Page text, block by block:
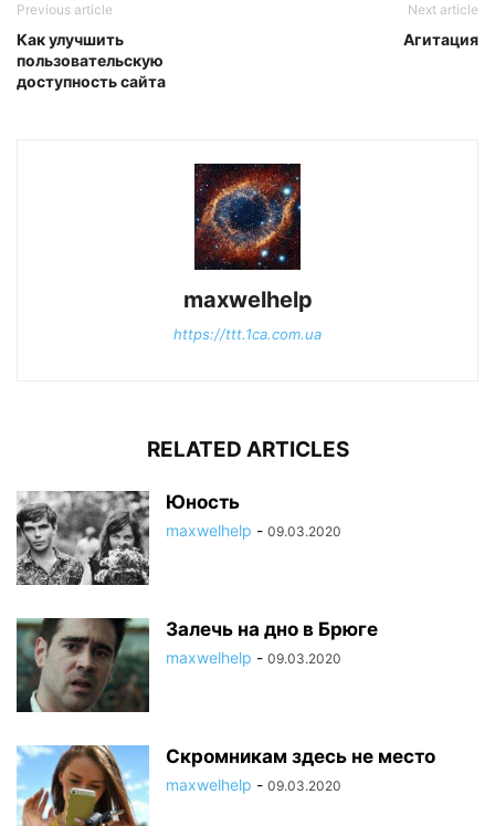
Previous article
Как улучшить
пользовательскую
доступность сайта
Next article
Агитация
maxwelhelp
https://ttt.1ca.com.ua
RELATED ARTICLES
Юность
maxwelhelp - 09.03.2020
Залечь на дно в Брюге
maxwelhelp - 09.03.2020
Скромникам здесь не место
maxwelhelp - 09.03.2020